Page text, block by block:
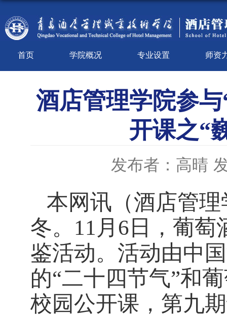
首页 学院概况 专业设置 师资
酒店管理学院参
开课之“
发布者：高晴
本网讯 （酒店管
冬。 11月6日， 葡萄
鉴活动。 活动由中
的“二十四节气”和
校园公开课， 第九期